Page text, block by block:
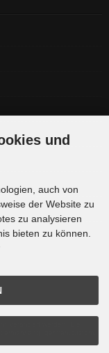
lang_german.custom.
und
auch von
der Website zu
zu analysieren
bieten zu können.